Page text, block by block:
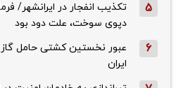
5
تکذیب ‌انفجار در ایرانشهر/
دپوی سوخت، علت دود بود
6
عبور نخستین کشتی حامل گاز
ایران